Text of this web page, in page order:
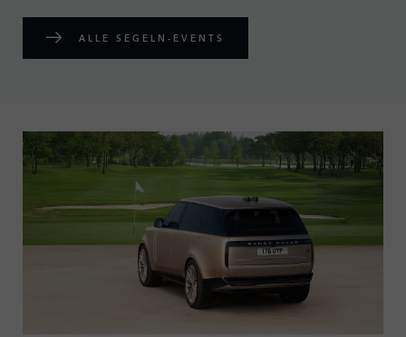
ALLE SEGELN-EVENTS